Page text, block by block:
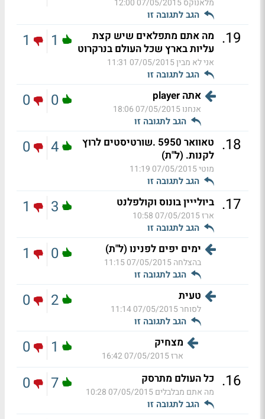
מלאנוקס07/05/2015 12:00
הגב לתגובה זו
19
. מה אתם מתפלאים שיש קצת
עליות בארץ שכל העולם בנרקרוט
אני לא מבין07/05/2015 11:31
הגב לתגובה זו
1
1
אתה player
אנחנו07/05/2015 18:06
הגב לתגובה זו
0
0
18
.
טאוואר 5950 .שורטיסטים לרוץ
לקנות. (ל"ת)
מוטי07/05/2015 11:19
הגב לתגובה זו
4
0
17
. ביולייין בונוס וקולפלנט
ארז07/05/2015 10:58
הגב לתגובה זו
3
1
ימים יפים לפנינו (ל"ת)
בהצלחה07/05/2015 11:15
הגב לתגובה זו
0
1
טעית
לסוחר07/05/2015 11:14
הגב לתגובה זו
2
0
מצחיק
ארז07/05/2015 16:42
1
0
16
. כל העולם מתרסק
מה אתם מבלבלים07/05/2015 10:28
הגב לתגובה זו
7
0